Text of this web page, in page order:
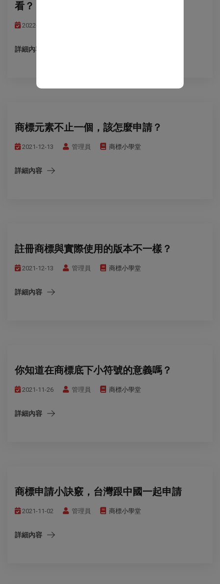
看？
2022-01-04
詳細內容
商標元素不止一個，該怎麼申請？
2021-12-13 管理員 商標小學堂
詳細內容
註冊商標與實際使用的版本不一樣？
2021-12-13 管理員 商標小學堂
詳細內容
你知道在商標底下小符號的意義嗎？
2021-11-26 管理員 商標小學堂
詳細內容
商標申請小訣竅，台灣跟中國一起申請
2021-11-02 管理員 商標小學堂
詳細內容